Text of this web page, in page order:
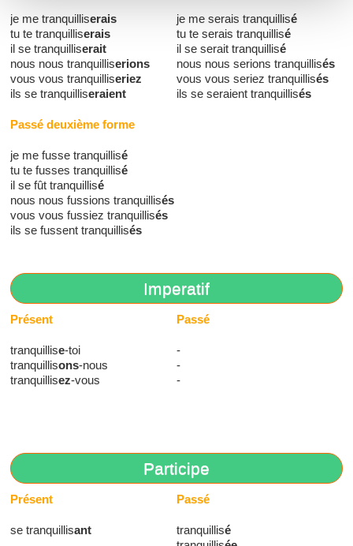
je me tranquilliserais
tu te tranquilliserais
il se tranquilliserait
nous nous tranquilliserions
vous vous tranquilliseriez
ils se tranquilliseraient
je me serais tranquillisé
tu te serais tranquillisé
il se serait tranquillisé
nous nous serions tranquillisés
vous vous seriez tranquillisés
ils se seraient tranquillisés
Passé deuxième forme
je me fusse tranquillisé
tu te fusses tranquillisé
il se fût tranquillisé
nous nous fussions tranquillisés
vous vous fussiez tranquillisés
ils se fussent tranquillisés
Imperatif
Présent
tranquillise-toi
tranquillisons-nous
tranquillisez-vous
Passé
-
-
-
Participe
Présent
se tranquillisant
Passé
tranquillisé